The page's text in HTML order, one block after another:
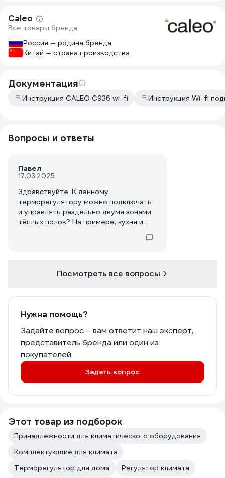
Caleo
Все товары бренда
Россия — родина бренда
Китай — страна производства
Документация
Инструкция CALEO C936 wi-fi Инструкция Wi-fi
Вопросы и ответы
Павел
17.03.2025
Здравствуйте. К данному
терморегулятору можно подключать
и управлять раздельно двумя зонами
тёплых полов? На примере, кухня и
Посмотреть все вопросы
Нужна помощь?
Задайте вопрос – вам ответит наш эксперт,
представитель бренда или один из
покупателей
Задать вопрос
Этот товар из подборок
Принадлежности для климатического оборудования
Комплектующие для климата
Терморегулятор для дома
Регулятор климата